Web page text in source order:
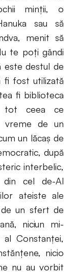
minţii, o
sau să
menit să
te poţi gândi
destul de
fi fost utilizată
fi biblioteca
tot ceea ce
vreme de un
un lăcaş de
după
interbelic,
din cel de-Al
ateiste ale
de un sfert de
niciun mi-
al Constanţei,
nicio
nu au vorbit